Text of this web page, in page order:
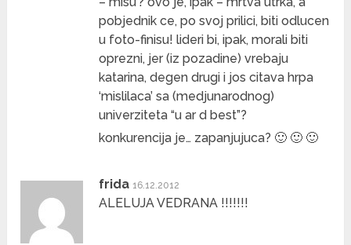
pobjednik ce, po svoj prilici, biti odlucen
u foto-finisu! lideri bi, ipak, morali biti
oprezni, jer (iz pozadine) vrebaju
katarina, degen drugi i jos citava hrpa
‘mislilaca’ sa (medjunarodnog)
univerziteta “u ar d best”?
konkurencija je… zapanjujuca? 🙂 🙂 🙂
frida 16.12.2012
ALELUJA VEDRANA !!!!!!!